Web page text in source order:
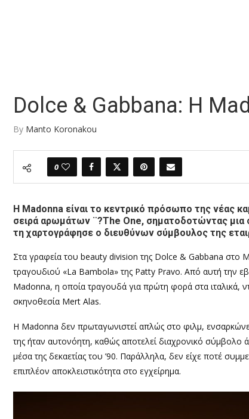
Dolce & Gabbana: Η
By Manto Koronakou
0
Η Madonna είναι το κεντρικό πρόσωπο της νέας
σειρά αρωμάτων ¨?The One, σηματοδοτώντας
τη χαρτογράφησε ο διευθύνων σύμβουλος της
Στα γραφεία του beauty division της Dolce & Gabbana στο
τραγουδιού «La Bambola» της Patty Pravo. Από αυτή την
Madonna, η οποία τραγουδά για πρώτη φορά στα ιταλικά,
σκηνοθεσία Mert Alas.
Η Madonna δεν πρωταγωνιστεί απλώς στο φιλμ,
της ήταν αυτονόητη, καθώς αποτελεί διαχρονικό σύμβολο
μέσα της δεκαετίας του ’90. Παράλληλα, δεν είχε ποτέ
επιπλέον αποκλειστικότητα στο εγχείρημα.